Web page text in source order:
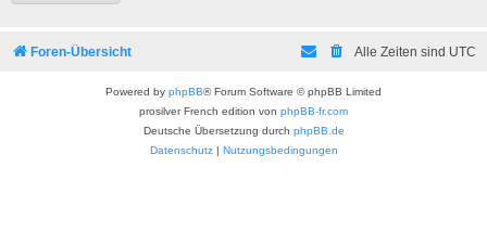
Foren-Übersicht Alle Zeiten sind UTC
Powered by phpBB® Forum Software © phpBB Limited
prosilver French edition von phpBB-fr.com
Deutsche Übersetzung durch phpBB.de
Datenschutz| Nutzungsbedingungen